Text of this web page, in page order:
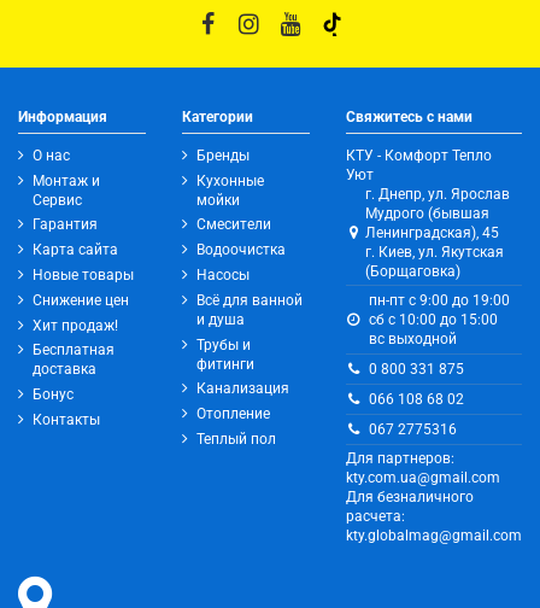
Информация
О нас
Монтаж и
Сервис
Гарантия
Карта сайта
Новые товары
Снижение цен
Хит продаж!
Бесплатная
доставка
Бонус
Контакты
Категории
Бренды
Кухонные
мойки
Смесители
Водоочистка
Насосы
Всё для ванной
и душа
Трубы и
фитинги
Канализация
Отопление
Теплый пол
Свяжитесь с нами
КТУ - Комфорт Тепло
Уют
г. Днепр, ул. Ярослав
Мудрого (бывшая
Ленинградская), 45
г. Киев, ул. Якутская
(Борщаговка)
пн-пт с 9:00 до 19:00
сб с 10:00 до 15:00
вс выходной
0 800 331 875
066 108 68 02
067 2775316
Для партнеров:
kty.com.ua@gmail.com
Для безналичного
расчета:
kty.globalmag@gmail.com